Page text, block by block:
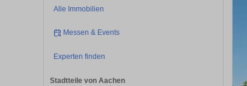
Alle Immobilien
Messen & Events
Experten finden
Stadtteile von Aachen